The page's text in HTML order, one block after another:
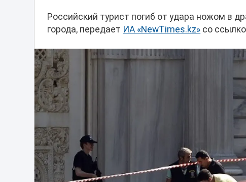
Российский турист погиб от удара ножом в
города, передает ИА «NewTimes.kz» со